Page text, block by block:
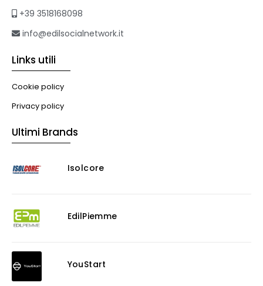
+39 3518168098
info@edilsocialnetwork.it
Links utili
Cookie policy
Privacy policy
Ultimi Brands
Isolcore
EdilPiemme
YouStart